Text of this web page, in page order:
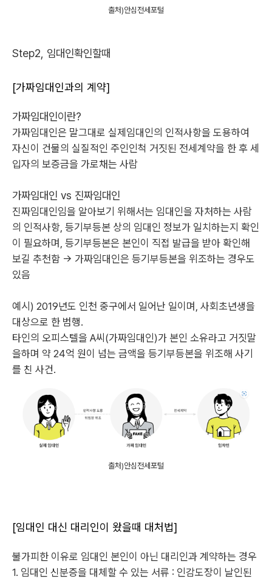
출처)안심전세포털
Step2, 임대인확인할때
[가짜임대인과의 계약]
가짜임대인이란?
가짜임대인은 말그대로 실제임대인의 인적사항을 도용하여
자신이 건물의 실질적인 주인인척 거짓된 전세계약을 한 후 세
입자의 보증금을 가로채는 사람
가짜임대인 vs 진짜임대인
진짜임대인임을 알아보기 위해서는 임대인을 자처하는 사람
의 인적사항, 등기부등본 상의 임대인 정보가 일치하는지 확인
이 필요하며, 등기부등본은 본인이 직접 발급을 받아 확인해
보길 추천함 -> 가짜임대인은 등기부등본을 위조하는 경우도
있음
예시) 2019년도 인천 중구에서 일어난 일이며, 사회초년생을
대상으로 한 범행.
타인의 오피스텔을 A씨(가짜임대인)가 본인 소유라고 거짓말
을하며 약 24억 원이 넘는 금액을 등기부등본을 위조해 사기
를 친 사건.
출처)안심전세포털
[임대인 대신 대리인이 왔을때 대처법]
불가피한 이유로 임대인 본인이 아닌 대리인과 계약하는 경우
1. 임대인 신분증을 대체할 수 있는 서류 : 인감도장이 날인된